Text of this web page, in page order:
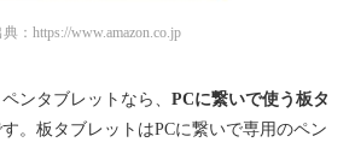
： https://www.amazon.co.jp
ンタブレットなら、 PCに繋いで使う板タ
す。板タブレットはPCに繋いで専用のペン